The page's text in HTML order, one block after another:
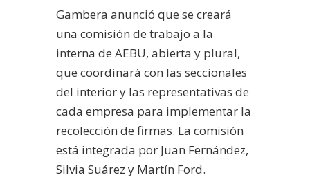
Gambera anunció que se creará
una comisión de trabajo a la
interna de AEBU, abierta y plural,
que coordinará con las seccionales
del interior y las representativas de
cada empresa para implementar la
recolección de firmas. La comisión
está integrada por Juan Fernández,
Silvia Suárez y Martín Ford.